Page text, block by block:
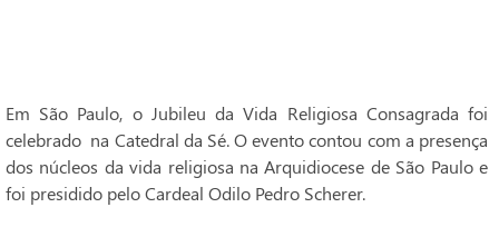
Em São Paulo, o Jubileu da Vida Religiosa Consagrada foi
celebrado na Catedral da Sé. O evento contou com a presença
dos núcleos da vida religiosa na Arquidiocese de São Paulo e
foi presidido pelo Cardeal Odilo Pedro Scherer.